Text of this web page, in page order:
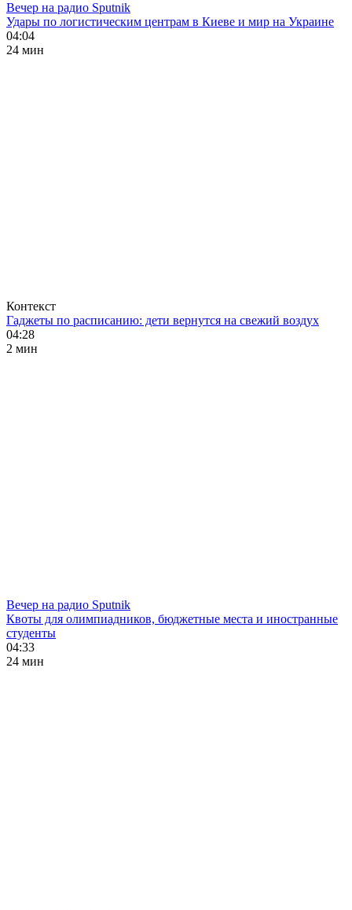
Вечер на радио Sputnik
Удары по логистическим центрам в Киеве и мир на Украине
04:04
24 мин
Контекст
Гаджеты по расписанию: дети вернутся на свежий воздух
04:28
2 мин
Вечер на радио Sputnik
Квоты для олимпиадников, бюджетные места и иностранные
студенты
04:33
24 мин